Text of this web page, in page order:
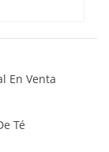
En Venta
Té